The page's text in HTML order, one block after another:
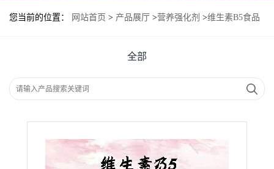
您当前的位置： 网站首页 > 产品展厅 >营养强化剂 >维生素B5食品
全部